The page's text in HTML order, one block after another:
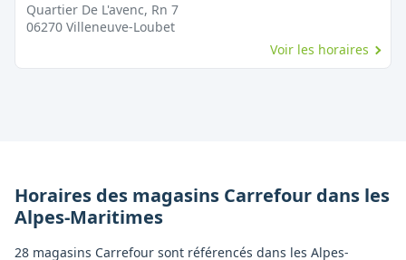
Quartier De L'avenc, Rn 7
06270 Villeneuve-Loubet
Voir les horaires
Horaires des magasins Carrefour dans les
Alpes-Maritimes
28 magasins Carrefour sont référencés dans les Alpes-